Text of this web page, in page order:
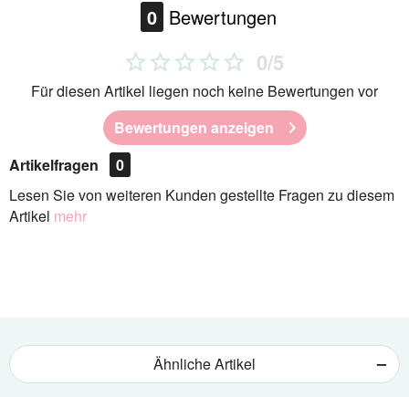
0 Bewertungen
0/5
Für diesen Artikel liegen noch keine Bewertungen vor
Bewertungen anzeigen
Artikelfragen
0
Lesen Sie von weiteren Kunden gestellte Fragen zu diesem
Artikel mehr
Ähnliche Artikel